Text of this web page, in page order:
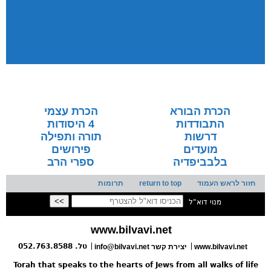
הכרת הבורא
הכרת עצמי
התבודדות
4 היסודות
דרשות
תורה ותפילה
מועדים
פירושים
בלבביפדיה
ספרי הרב
חזור לראש העמוד return to top תרומות
מנוי דוא"ל
www.bilvavi.net
www.bilvavi.net info@bilvavi.net יצירת קשר טל. 052.763.8588
Torah that speaks to the hearts of Jews from all walks of life